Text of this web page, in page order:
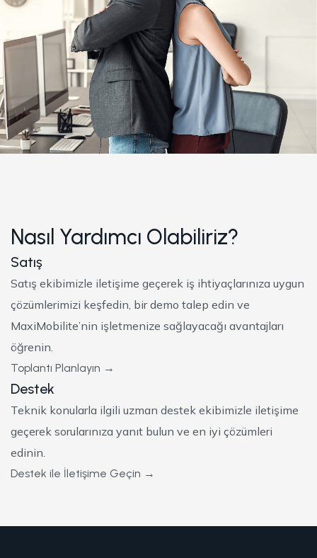
Nasıl Yardımcı Olabiliriz?
Satış
Satış ekibimizle iletişime geçerek iş ihtiyaçlarınıza uygun
çözümlerimizi keşfedin, bir demo talep edin ve
MaxiMobilite’nin işletmenize sağlayacağı avantajları
öğrenin.
Toplantı Planlayın →
Destek
Teknik konularla ilgili uzman destek ekibimizle iletişime
geçerek sorularınıza yanıt bulun ve en iyi çözümleri
edinin.
Destek ile İletişime Geçin →